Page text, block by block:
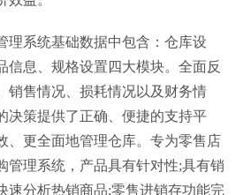
理系统基础数据中包含：仓库设
信息、规格设置四大模块。全面反
销售情况、损耗情况以及财务情
决策提供了正确、便捷的支持平
、更全面地管理仓库。专为零售店
管理系统，产品具有针对性;具有销
速分析热销商品;零售进销存功能完